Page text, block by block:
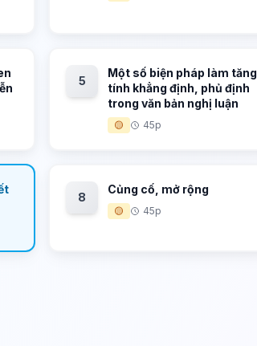
5
Một số biện pháp làm tăng
tính khẳng định, phủ định
trong văn bản nghị luận
🟡 45p
8
Củng cố, mở rộng
🟡 45p